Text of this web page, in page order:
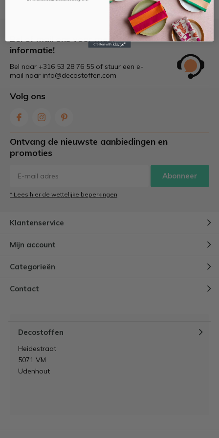
Bel of mail ons voor meer
informatie!
Bel naar +316 53 28 76 55 of stuur een e-
mail naar info@decostoffen.com
Volg ons
Ontvang de nieuwste aanbiedingen en
promoties
Abonneer
* Lees hier de wettelijke beperkingen
Klantenservice
Mijn account
Categorieën
Contact
Decostoffen
Heidestraat
5071 VM
Udenhout